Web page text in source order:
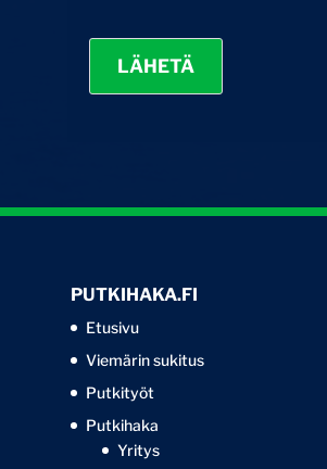
LÄHETÄ
PUTKIHAKA.FI
Etusivu
Viemärin sukitus
Putkityöt
Putkihaka
Yritys